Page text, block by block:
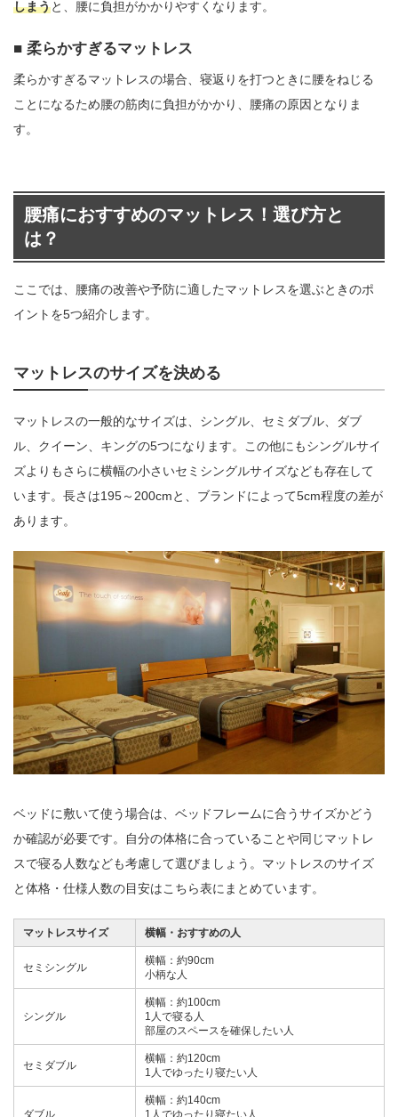
しまうと、腰に負担がかかりやすくなります。
柔らかすぎるマットレス
柔らかすぎるマットレスの場合、寝返りを打つときに腰をねじる
ことになるため腰の筋肉に負担がかかり、腰痛の原因となりま
す。
腰痛におすすめのマットレス！選び方と
は？
ここでは、腰痛の改善や予防に適したマットレスを選ぶときのポ
イントを5つ紹介します。
マットレスのサイズを決める
マットレスの一般的なサイズは、シングル、セミダブル、ダブ
ル、クイーン、キングの5つになります。この他にもシングルサイ
ズよりもさらに横幅の小さいセミシングルサイズなども存在して
います。長さは195～200cmと、ブランドによって5cm程度の差が
あります。
ベッドに敷いて使う場合は、ベッドフレームに合うサイズかどう
か確認が必要です。自分の体格に合っていることや同じマットレ
スで寝る人数なども考慮して選びましょう。マットレスのサイズ
と体格・仕様人数の目安はこちら表にまとめています。
マットレスサイズ 横幅・おすすめの人
セミシングル
横幅：約90cm
小柄な人
シングル
横幅：約100cm
1人で寝る人
部屋のスペースを確保したい人
セミダブル
横幅：約120cm
1人でゆったり寝たい人
ダブル
横幅：約140cm
1人でゆったり寝たい人